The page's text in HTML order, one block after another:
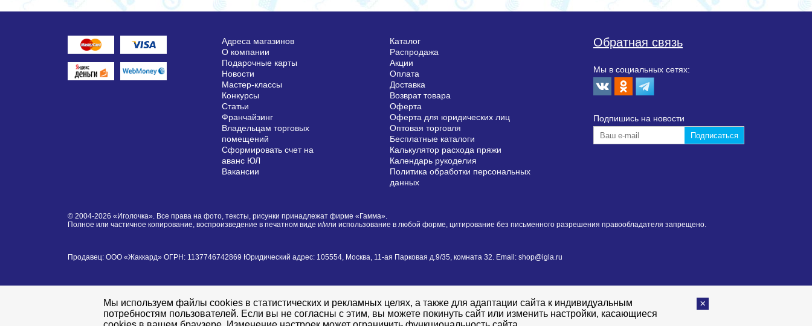
Адреса магазинов
О компании
Подарочные карты
Новости
Мастер-классы
Конкурсы
Статьи
Франчайзинг
Владельцам торговых
помещений
Сформировать счет на
аванс ЮЛ
Вакансии
Каталог
Распродажа
Акции
Оплата
Доставка
Возврат товара
Оферта
Оферта для юридических лиц
Оптовая торговля
Бесплатные каталоги
Калькулятор расхода пряжи
Календарь рукоделия
Политика обработки персональных
данных
Обратная связь
Мы в социальных сетях:
Подпишиcь на новости
© 2004-2026 «Иголочка». Все права на фото, тексты, рисунки принадлежат фирме «Гамма».
Полное или частичное копирование, воспроизведение в печатном виде и/или использование в любой форме, цитирование без письменного разрешения правообладателя запрещено.
Продавец: ООО «Жаккард» ОГРН: 1137746742869 Юридический адрес: 105554, Москва, 11-ая Парковая д.9/35, комната 32. Email: shop@igla.ru
Мы используем файлы cookies в статистических и рекламных целях, а также для адаптации сайта к индивидуальным
потребностям пользователей. Если вы не согласны с этим, вы можете покинуть сайт или изменить настройки, касающиеся